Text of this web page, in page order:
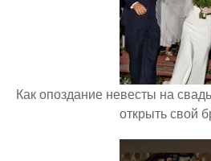
Как опоздание невесты на
открыть свой